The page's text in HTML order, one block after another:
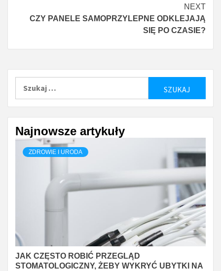
NEXT
CZY PANELE SAMOPRZYLEPNE ODKLEJAJĄ
SIĘ PO CZASIE?
Najnowsze artykuły
ZDROWIE I URODA
JAK CZĘSTO ROBIĆ PRZEGLĄD
STOMATOLOGICZNY, ŻEBY WYKRYĆ UBYTKI NA